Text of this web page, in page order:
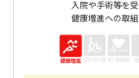
入院や手術等を
健康増進への取